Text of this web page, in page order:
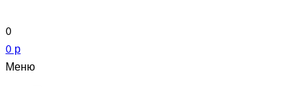
0
0 р
Меню